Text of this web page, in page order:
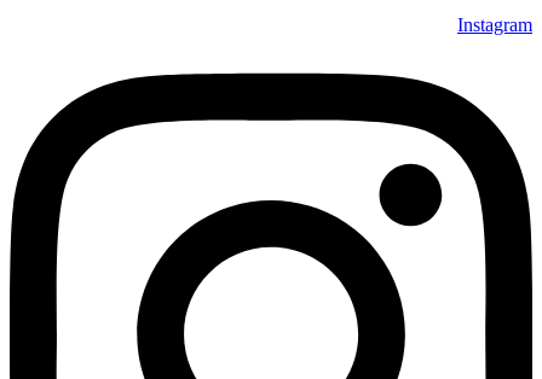
Instagram